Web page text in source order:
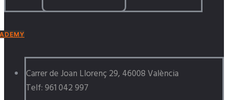
Carrer de Joan Llorenç 29, 46008 València
Telf: 961 042 997